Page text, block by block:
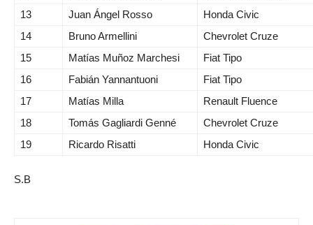
13
Juan Ángel Rosso
Honda Civic
14
Bruno Armellini
Chevrolet Cruze
15
Matías Muñoz Marchesi
Fiat Tipo
16
Fabián Yannantuoni
Fiat Tipo
17
Matías Milla
Renault Fluence
18
Tomás Gagliardi Genné
Chevrolet Cruze
19
Ricardo Risatti Honda Civic
S.B